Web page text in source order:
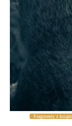
Fragmenty z